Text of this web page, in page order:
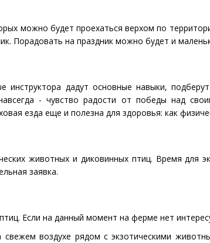
можно будет проехаться верхом по
Порадовать на праздник можно будет и
инструктора дадут основные навыки,
- чувство радости от победы над
езда еще и полезна для здоровья: как
животных и диковинных птиц. Время для
заявка.
Если на данный момент на ферме нет
воздухе рядом с экзотическими